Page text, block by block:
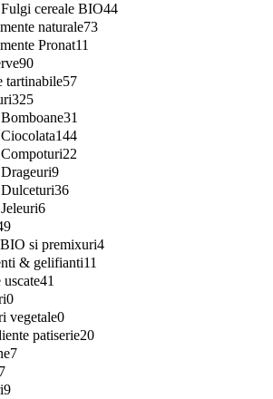
Fulgi cereale BIO44
naturale73
Pronat11
90
tartinabile57
325
Bomboane31
Ciocolata144
Compoturi22
Drageuri9
Dulceturi36
Jeleuri6
si premixuri4
& gelifianti11
uscate41
0
vegetale0
patiserie20
7
7
9